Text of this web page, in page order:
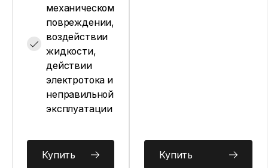
механическом
повреждении,
воздействии
жидкости,
действии
электротока и
неправильной
эксплуатации
Купить Купить